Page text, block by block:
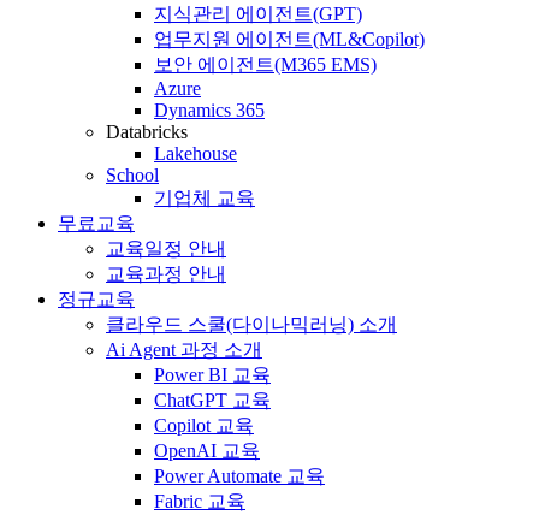
지식관리 에이전트(GPT)
업무지원 에이전트(ML&Copilot)
보안 에이전트(M365 EMS)
Azure
Dynamics 365
Databricks
Lakehouse
School
기업체 교육
무료교육
교육일정 안내
교육과정 안내
정규교육
클라우드 스쿨(다이나믹러닝) 소개
Ai Agent 과정 소개
Power BI 교육
ChatGPT 교육
Copilot 교육
OpenAI 교육
Power Automate 교육
Fabric 교육